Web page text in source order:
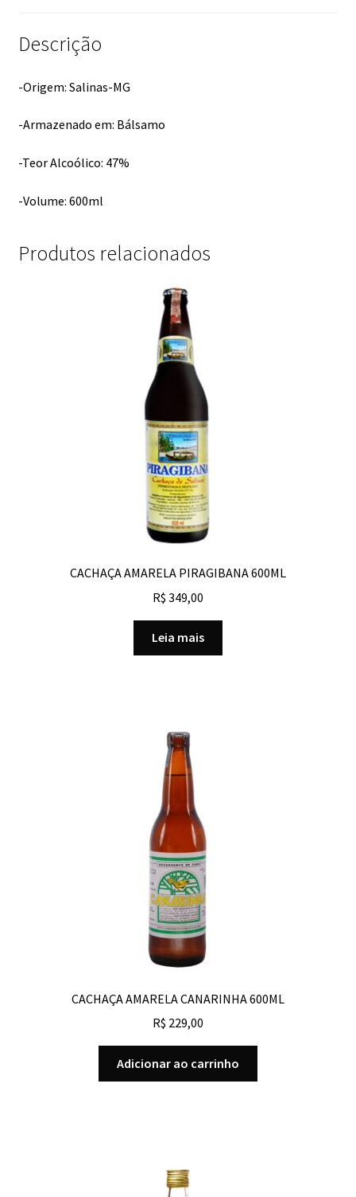
Descrição
-Origem: Salinas-MG
-Armazenado em: Bálsamo
-Teor Alcoólico: 47%
-Volume: 600ml
Produtos relacionados
CACHAÇA AMARELA PIRAGIBANA 600ML
R$ 349,00
Leia mais
CACHAÇA AMARELA CANARINHA 600ML
R$ 229,00
Adicionar ao carrinho